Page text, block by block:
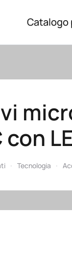
Catalogo
Tecnologia